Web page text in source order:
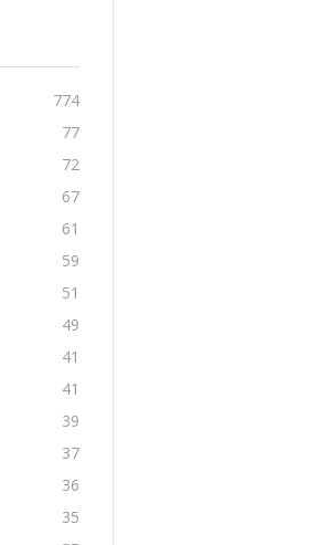
774
77
72
67
61
59
51
49
41
41
39
37
36
35